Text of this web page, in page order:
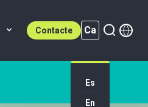
Contacte Ca
Es
En